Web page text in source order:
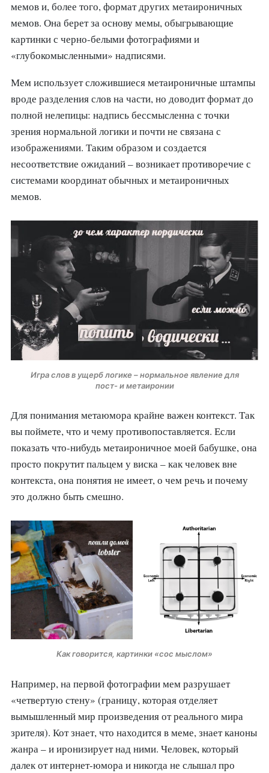
мемов и, более того, формат других метаироничных
мемов. Она берет за основу мемы, обыгрывающие
картинки с черно-белыми фотографиями и
«глубокомысленными» надписями.
Мем использует сложившиеся метаироничные штампы
вроде разделения слов на части, но доводит формат до
полной нелепицы: надпись бессмысленна с точки
зрения нормальной логики и почти не связана с
изображениями. Таким образом и создается
несоответствие ожиданий – возникает противоречие с
системами координат обычных и метаироничных
мемов.
Игра слов в ущерб логике – нормальное явление для
пост- и метаиронии
Для понимания метаюмора крайне важен контекст. Так
вы поймете, что и чему противопоставляется. Если
показать что-нибудь метаироничное моей бабушке, она
просто покрутит пальцем у виска – как человек вне
контекста, она понятия не имеет, о чем речь и почему
это должно быть смешно.
Как говорится, картинки «сос мыслом»
Например, на первой фотографии мем разрушает
«четвертую стену» (границу, которая отделяет
вымышленный мир произведения от реального мира
зрителя). Кот знает, что находится в меме, знает каноны
жанра – и иронизирует над ними. Человек, который
далек от интернет-юмора и никогда не слышал про